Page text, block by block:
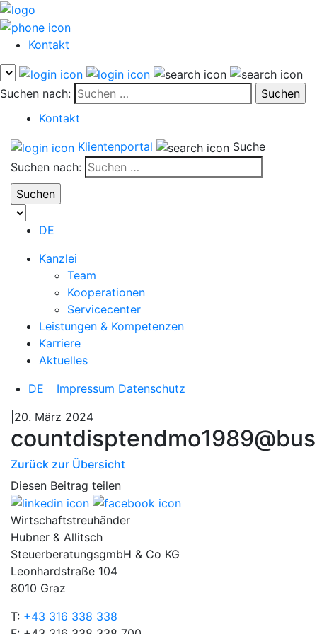
Kontakt
Suchen nach:
Kontakt
Klientenportal
Suche
Suchen nach:
DE
Kanzlei
Team
Kooperationen
Servicecenter
Leistungen & Kompetenzen
Karriere
Aktuelles
DE
Impressum Datenschutz
|20. März 2024
Zurück zur Übersicht
Diesen Beitrag teilen
Wirtschaftstreuhänder
Hubner & Allitsch
SteuerberatungsgmbH & Co KG
Leonhardstraße 104
8010 Graz
T: +43 316 338 338